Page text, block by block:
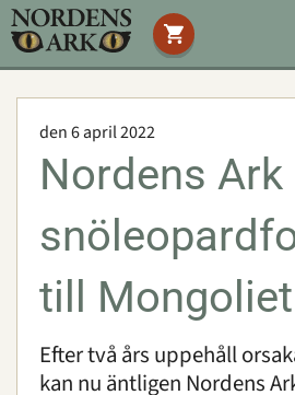
Stöd oss
Bevarande
Utbildning
Boende
Konferens
Om oss | Öppettider
Sök
den 6 april 2022
Nordens
till Mongoliet
Efter två års uppehåll
kan nu äntligen Nordens